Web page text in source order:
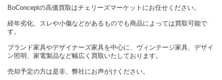
BoConceptの高価買取はチェリーズマーケットにお任せください。
経年劣化、スレや小傷などがあるものでも商品によっては買取可能で
す。
ブランド家具やデザイナーズ家具を中心に、ヴィンテージ家具、デザイ
ン照明、家電製品など幅広く買取いたしております。
売却予定の方は是非、弊社にお声がけください。